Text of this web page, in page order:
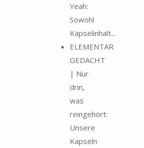
Yeah:
Sowohl
Kapselinhalt...
ELEMENTAR
GEDACHT
| Nur
drin,
was
reingehört:
Unsere
Kapseln